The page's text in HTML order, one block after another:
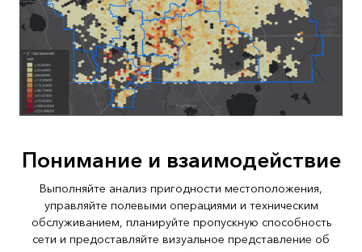
Понимание и взаимодействие
Выполняйте анализ пригодности местоположения,
управляйте полевыми операциями и техническим
обслуживанием, планируйте пропускную способность
сети и предоставляйте визуальное представление об